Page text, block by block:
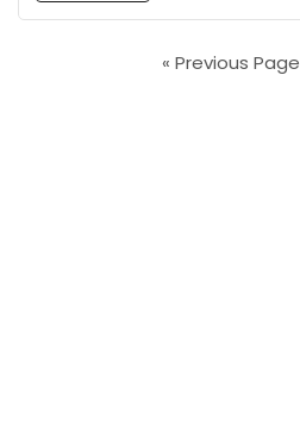
« Previous Page